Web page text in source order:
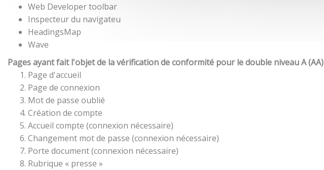
Web Developer toolbar
Inspecteur du navigateu
HeadingsMap
Wave
Pages ayant fait l'objet de la vérification de conformité pour le double niveau A (AA)
Page d'accueil
Page de connexion
Mot de passe oublié
Création de compte
Accueil compte (connexion nécessaire)
Changement mot de passe (connexion nécessaire)
Porte document (connexion nécessaire)
Rubrique « presse »